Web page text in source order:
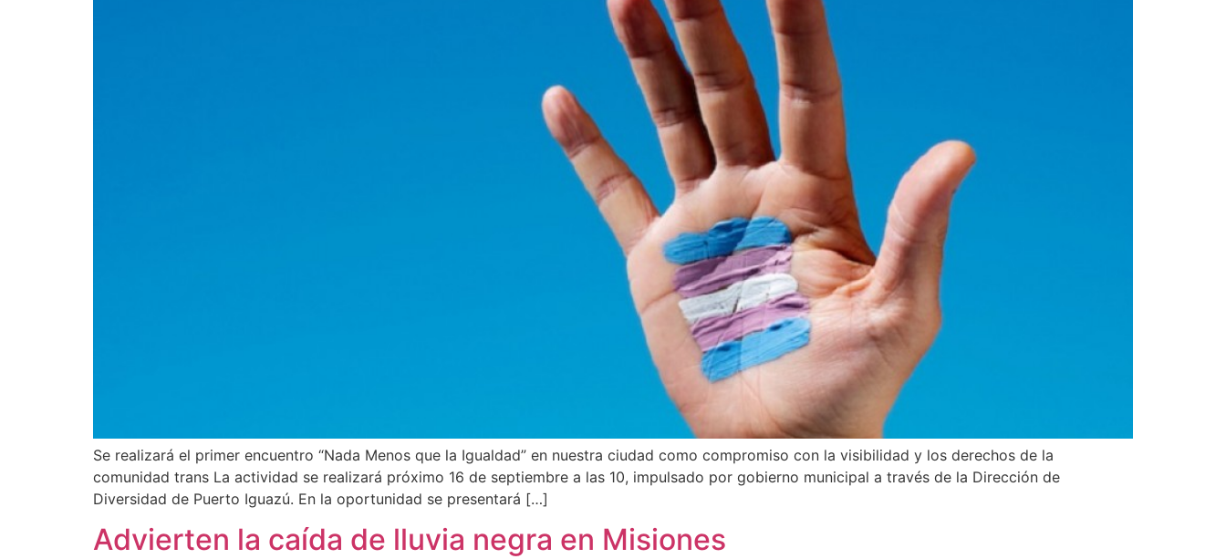
Se realizará el primer encuentro “Nada Menos que la Igualdad” en nuestra ciudad como compromiso con la visibilidad y los derechos de la
comunidad trans La actividad se realizará próximo 16 de septiembre a las 10, impulsado por gobierno municipal a través de la Dirección de
Diversidad de Puerto Iguazú. En la oportunidad se presentará […]
Advierten la caída de lluvia negra en Misiones